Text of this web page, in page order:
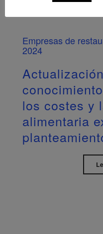
Empresas de
2024
los costes y
alimentaria